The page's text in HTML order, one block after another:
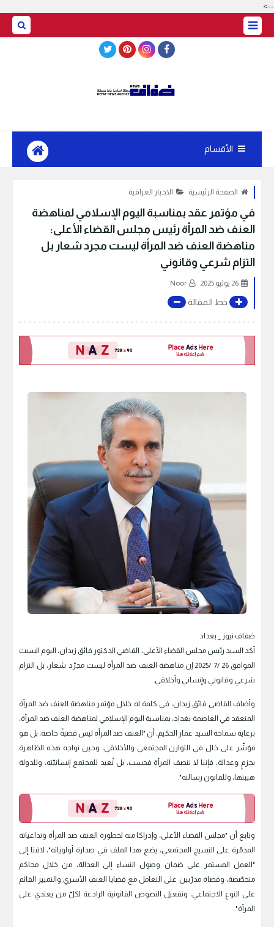
-->
الأقسام
الصفحة الرئيسية الاخبار العراقية
في مؤتمر عقد بمناسبة اليوم الإسلامي لمناهضة
العنف ضد المرأة رئيس مجلس القضاء الأعلى:
مناهضة العنف ضد المرأة ليست مجرد شعار بل
التزام شرعي وقانوني
26 يوليو 2025 Noor
خط المقالة
ضفاف نيوز _ بغداد
أكد السيد رئيس مجلس القضاء الأعلى، القاضي الدكتور فائق زيدان، اليوم السبت
الموافق 26 /7 /2025 إن مناهضة العنف ضد المرأة ليست مجرّد شعار، بل التزام
شرعي وقانوني وإنساني وأخلاقي.
وأضاف القاضي فائق زيدان، في كلمة له خلال مؤتمر مناهضة العنف ضد المرأة
المنعقد في العاصمة بغداد، بمناسبة اليوم الإسلامي لمناهضة العنف ضد المرأة،
برعاية سماحة السيد عمار الحكيم، أن "العنف ضد المرأة ليس قضيةً خاصة، بل هو
مؤشّر على خلل في التوازن المجتمعي والأخلاقي، وحين نواجه هذه الظاهرة
بحزمٍ وعدالة، فإننا لا ننصف المرأة فحسب، بل نُعيد للمجتمع إنسانيّته، وللدولة
هيبتها، وللقانون رسالته".
وتابع أن "مجلس القضاء الأعلى، وإدراكا منه لخطورة العنف ضد المرأة وتداعياته
المدمّرة على النسيج المجتمعي، يضع هذا الملف في صدارة أولوياته"، لافتا إلى
"العمل المستمر على ضمان وصول النساء إلى العدالة، من خلال محاكم
متخصّصة، وقضاة مدرّبين على التعامل مع قضايا العنف الأسري والتمييز القائم
على النوع الاجتماعي، وتفعيل النصوص القانونية الرادعة لكلّ من يعتدي على
المرأة".